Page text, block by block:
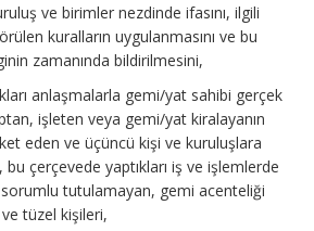
ve birimler nezdinde ifasını, ilgili
kuralların uygulanmasını ve bu
zamanında bildirilmesini,
anlaşmalarla gemi/yat sahibi gerçek
işleten veya gemi/yat kiralayanın
eden ve üçüncü kişi ve kuruluşlara
bu çerçevede yaptıkları iş ve işlemlerde
sorumlu tutulamayan, gemi acenteliği
tüzel kişileri,